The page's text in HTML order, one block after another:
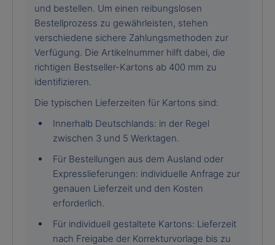
und bestellen. Um einen reibungslosen
Bestellprozess zu gewährleisten, stehen
verschiedene sichere Zahlungsmethoden zur
Verfügung. Die Artikelnummer hilft dabei, die
richtigen Bestseller-Kartons ab 400 mm zu
identifizieren.
Die typischen Lieferzeiten für Kartons sind:
Innerhalb Deutschlands: in der Regel
zwischen 3 und 5 Werktagen.
Für Bestellungen aus dem Ausland oder
Expresslieferungen: individuelle Anfrage zur
genauen Lieferzeit und den Kosten
erforderlich.
Für individuell gestaltete Kartons: Lieferzeit
nach Freigabe der Korrekturvorlage bis zu